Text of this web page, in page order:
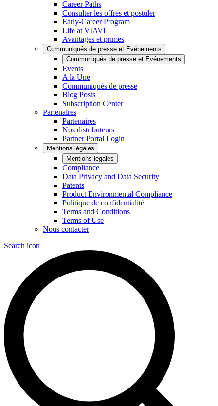
Career Paths
Consulter les offres et postuler
Early-Career Program
Life at VIAVI
Avantages et primes
Communiqués de presse et Evénements
Communiqués de presse et Evénements
Events
A la Une
Communiqués de presse
Blog Posts
Subscription Center
Partenaires
Partenaires
Nos distributeurs
Partner Portal Login
Mentions légales
Mentions légales
Compliance
Data Privacy and Data Security
Patents
Product Environmental Compliance
Politique de confidentialité
Terms and Conditions
Terms of Use
Nous contacter
Search icon